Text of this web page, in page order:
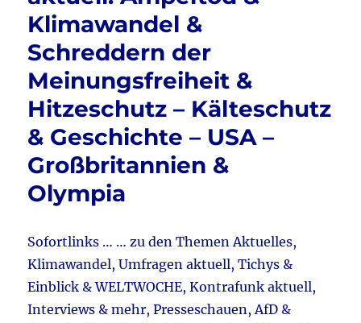
k
–
Angriff
Kursk
WHO
&
Nordstream
II
Corona
–
Statistik
Ampeltod
Wahlen
im
Osten
Klimawandel &
Schreddern der
Meinungsfreiheit &
Hitzeschutz – Kälteschutz
& Geschichte – USA –
Großbritannien &
Olympia
Sofortlinks … … zu den Themen Aktuelles,
Klimawandel, Umfragen aktuell, Tichys &
Einblick & WELTWOCHE, Kontrafunk aktuell,
Interviews & mehr, Presseschauen, AfD &